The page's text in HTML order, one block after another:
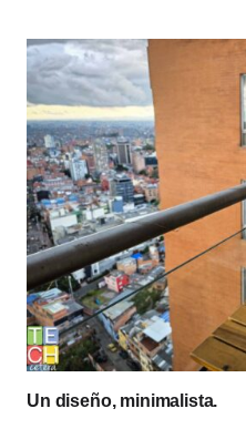
Un diseño, minimalista.